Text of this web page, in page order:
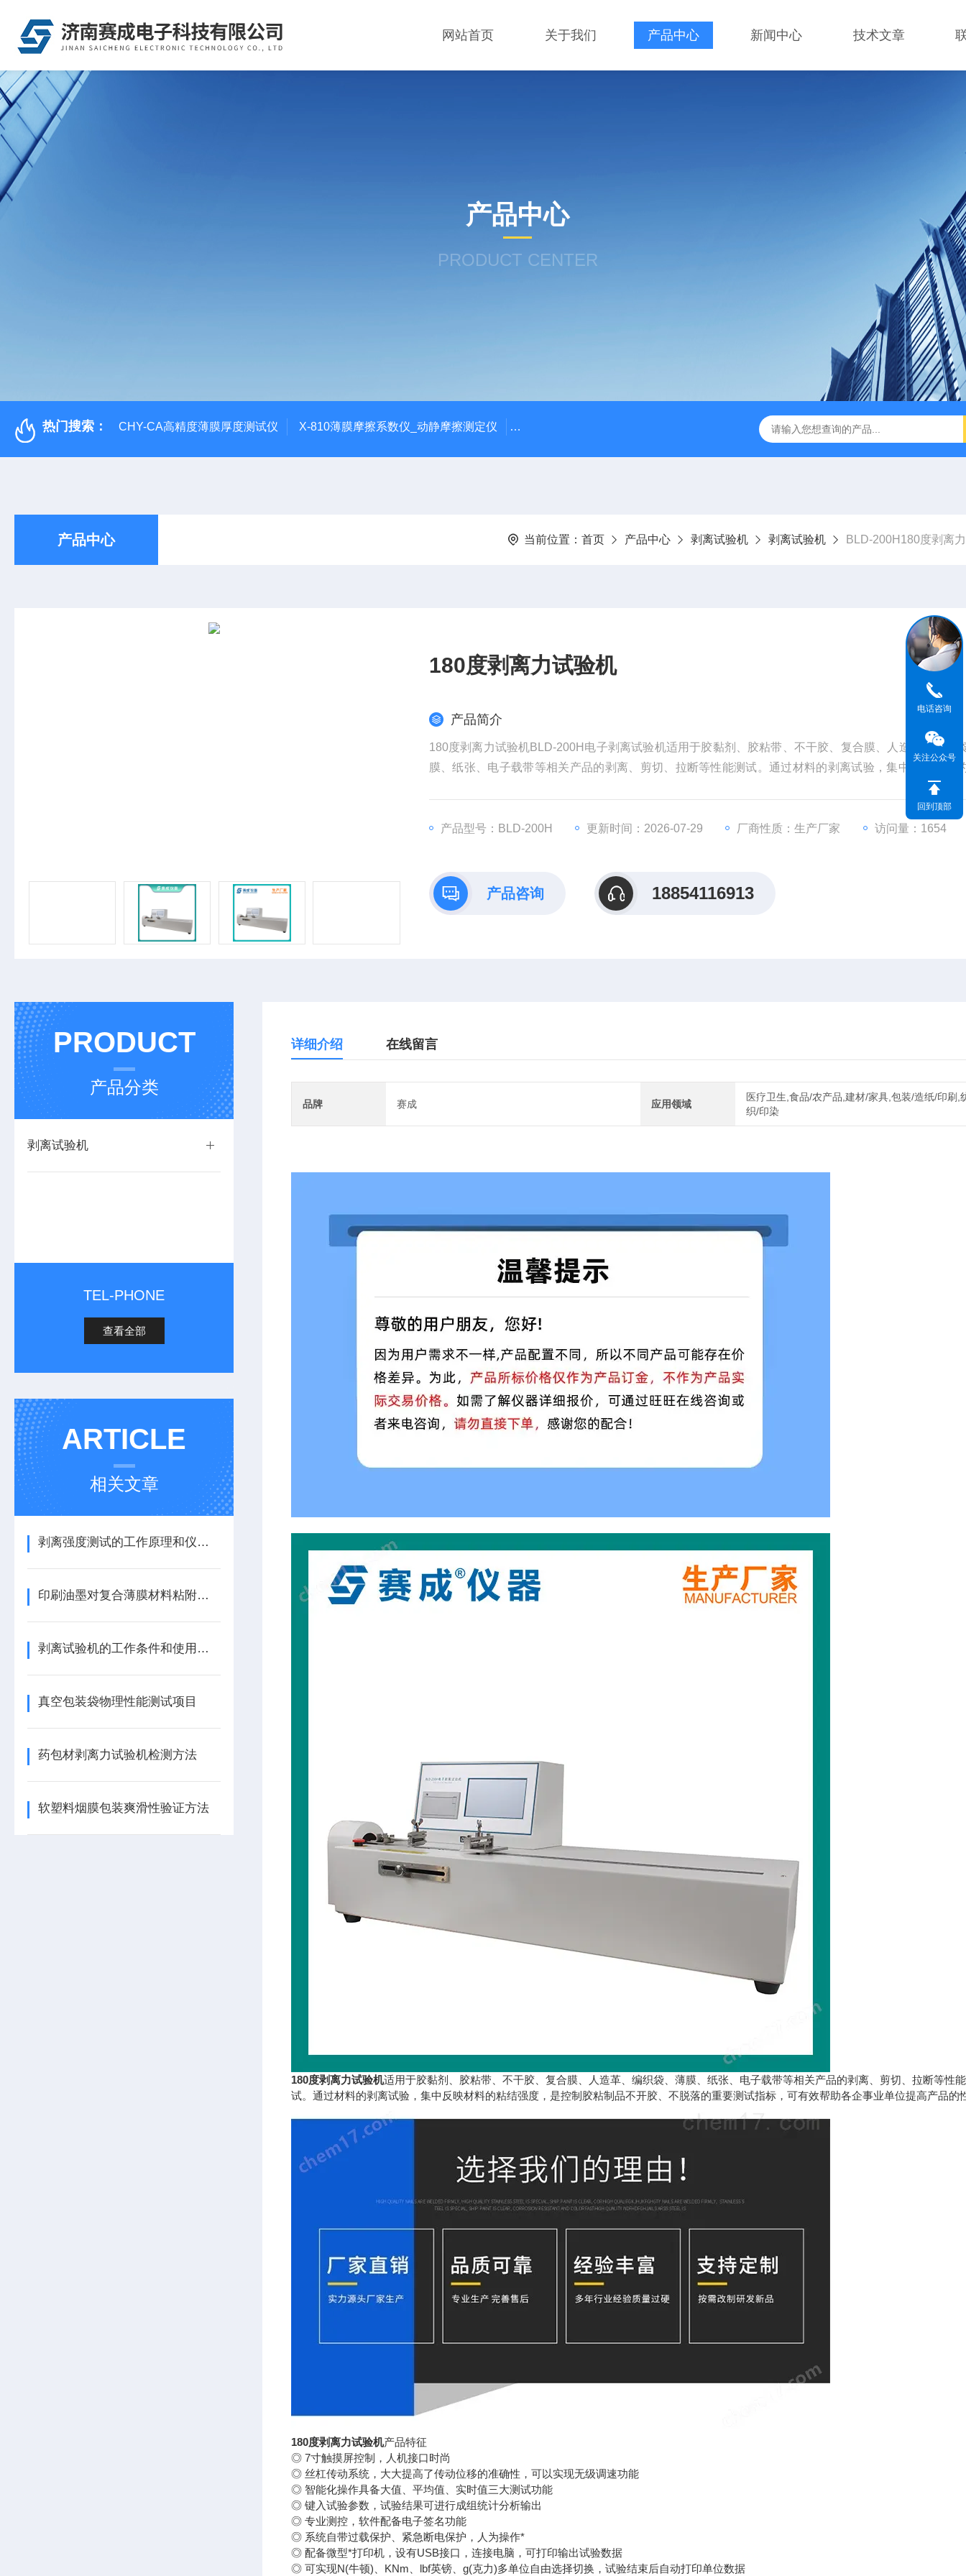
网站首页 关于我们 产品中心 新闻中心 技术文章
产品中心
PRODUCT CENTER
热门搜索： CHY-CA高精度薄膜厚度测试仪 X-810薄膜摩擦系数仪_动静摩擦测定仪 SCK-H玻璃瓶耐热冲击检测仪 赛成仪器 密封测漏仪 密封检测设备
产品中心 当前位置： 首页 产品中心 剥离试验机 剥离试验机 BLD-200H180度剥离
180度剥离力试验机
产品简介
180度剥离力试验机BLD-200H电子剥离试验机适用于胶黏剂、胶粘带、不干胶、复合膜、人造革、编织
膜、纸张、电子载带等相关产品的剥离、剪切、拉断等性能测试。通过材料的剥离试验，集中反映材料
强度，是控制胶粘制品不开胶、不脱落的重要测试指标，可有效帮助各企事业单位提高产品的性能。
产品型号：BLD-200H 更新时间：2026-07-29 厂商性质：生产厂家 访问量：1654
产品咨询 18854116913
PRODUCT
产品分类
剥离试验机
TEL-PHONE
查看全部
ARTICLE
相关文章
剥离强度测试的工作原理和仪器介绍
印刷油墨对复合薄膜材料粘附牢度影响分析
剥离试验机的工作条件和使用注意事项
真空包装袋物理性能测试项目
药包材剥离力试验机检测方法
软塑料烟膜包装爽滑性验证方法
详细介绍 在线留言
品牌 赛成 应用领域
医疗卫生,食品/农产品,建材/家具,包装/造纸/印刷,
织/印染
180度剥离力试验机适用于胶黏剂、胶粘带、不干胶、复合膜、人造革、编织袋、薄膜、纸张、电子载带等相关产品的剥离、剪切、拉断等性
试。通过材料的剥离试验，集中反映材料的粘结强度，是控制胶粘制品不开胶、不脱落的重要测试指标，可有效帮助各企事业单位提高产品的
180度剥离力试验机产品特征
◎ 7寸触摸屏控制，人机接口时尚
◎ 丝杠传动系统，大大提高了传动位移的准确性，可以实现无级调速功能
◎ 智能化操作具备大值、平均值、实时值三大测试功能
◎ 键入试验参数，试验结果可进行成组统计分析输出
◎ 专业测控，软件配备电子签名功能
◎ 系统自带过载保护、紧急断电保护，人为操作*
◎ 配备微型*打印机，设有USB接口，连接电脑，可打印输出试验数据
◎ 可实现N(牛顿)、KNm、lbf英镑、g(克力)多单位自由选择切换，试验结束后自动打印单位数据
电话咨询
关注公众号
回到顶部